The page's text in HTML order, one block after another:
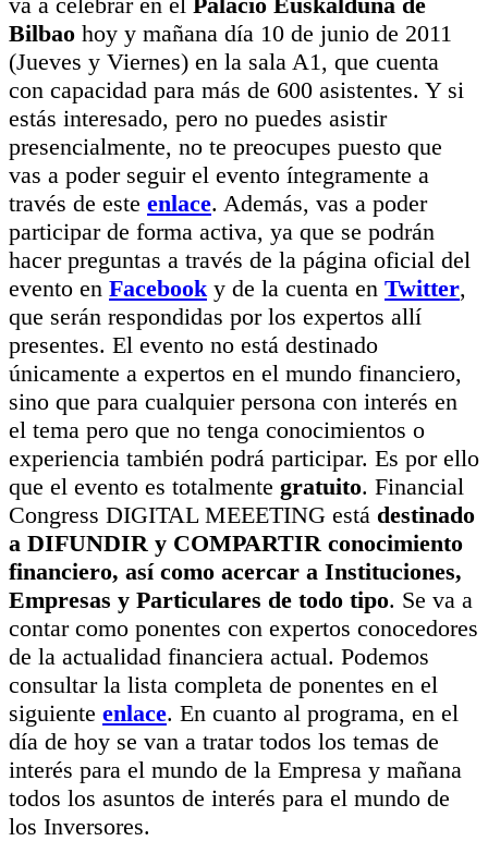
Bilbao hoy y mañana día 10 de junio de 2011
(Jueves y Viernes) en la sala A1, que cuenta
con capacidad para más de 600 asistentes. Y si
estás interesado, pero no puedes asistir
presencialmente, no te preocupes puesto que
vas a poder seguir el evento íntegramente a
través de este enlace. Además, vas a poder
participar de forma activa, ya que se podrán
hacer preguntas a través de la página oficial del
evento en Facebook y de la cuenta en Twitter,
que serán respondidas por los expertos allí
presentes. El evento no está destinado
únicamente a expertos en el mundo financiero,
sino que para cualquier persona con interés en
el tema pero que no tenga conocimientos o
experiencia también podrá participar. Es por ello
que el evento es totalmente gratuito. Financial
Congress DIGITAL MEEETING está destinado
a DIFUNDIR y COMPARTIR conocimiento
financiero, así como acercar a Instituciones,
Empresas y Particulares de todo tipo. Se va a
contar como ponentes con expertos conocedores
de la actualidad financiera actual. Podemos
consultar la lista completa de ponentes en el
siguiente enlace. En cuanto al programa, en el
día de hoy se van a tratar todos los temas de
interés para el mundo de la Empresa y mañana
todos los asuntos de interés para el mundo de
los Inversores.